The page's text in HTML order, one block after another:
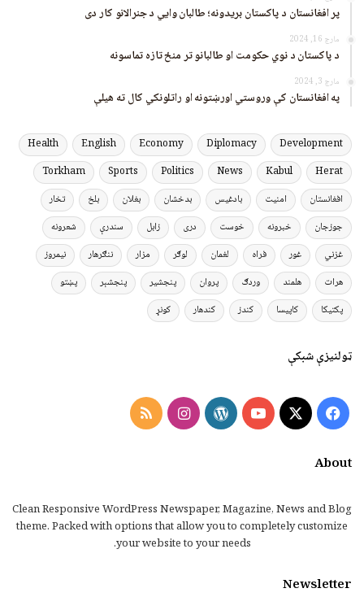
پر افغانستان د پاکستان بریدونه؛ طالبان وايي د جنرالانو کار دی
مارچ 16, 2024
د پاکستان د نوي حکومت او طالبانو تر منځ تازه تماسونه
مارچ 3, 2024
په افغانستان کې وروستي اورښتونه او راتلونکي کال ته هیلې
Development
Diplomacy
Economy
English
Health
Herat
Kabul
News
Politics
Sports
Torkham
افغانستان
امنیت بادغیس بدخشان بغلان بلخ
تخار
جوزجان
خبرونه خوست دری زابل سندرې
شعرونه
غزني
غور فراه لغمان لوګر مزار ننګرهار
نیمروز
هرات
هلمند وردګ پروان پنجشیر پنجشېر
پښتو
پکتیکا
کاپیسا کندز کندهار کونړ
ټولنیزې شبکې
Facebook
X
YouTube
WordPress
Instagram
RSS
About
Clean Responsive WordPress Newspaper, Magazine, News and Blog
theme. Packed with options that allow you to completely customize
your website to your needs.
Newsletter